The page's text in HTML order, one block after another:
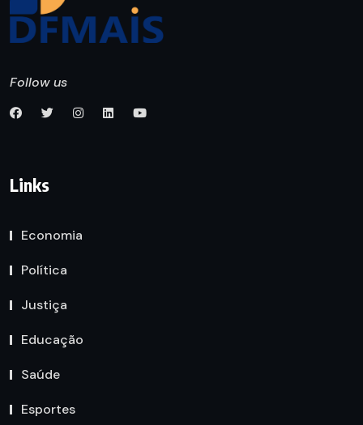
Follow us
Links
Economia
Política
Justiça
Educação
Saúde
Esportes